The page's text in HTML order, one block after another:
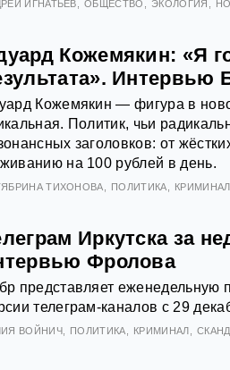
ИГНАТЬЕВ ОБЩЕСТВО ЭКОЛОГИЯ
Кожемякин: «Я
Интервью
Кожемякин — фигура в
Политик, чьи
заголовков: от
на 100 рублей в день.
ТИХОНОВА ПОЛИТИКА КРИМИНАЛ
Иркутска за
Фролова
представляет еженедельную
телеграм-каналов с 29
ВОЙНИЧ ПОЛИТИКА КРИМИНАЛ